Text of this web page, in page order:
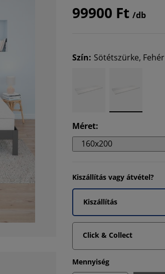
99900 Ft /db
Szín: Sötétszürke, Fehér
Méret:
160x200
Kiszállítás vagy átvétel?
Kiszállítás
Click & Collect
Mennyiség
77.87234042553192%
13.191489361702127%
2.9787234042553195%
3.829787234042553%